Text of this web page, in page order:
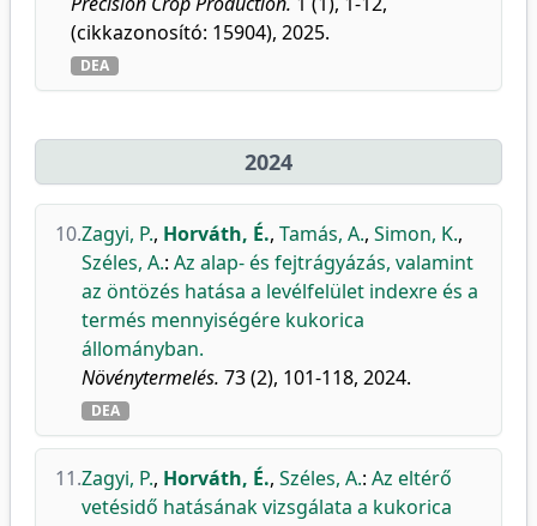
(cikkazonosító: 15904), 2025.
DEA
2024
10.Zagyi, P., Horváth, É., Tamás, A., Simon, K.,
Széles, A.: Az alap- és fejtrágyázás, valamint
az öntözés hatása a levélfelület indexre és a
termés mennyiségére kukorica
állományban.
Növénytermelés. 73 (2), 101-118, 2024.
DEA
11.Zagyi, P., Horváth, É., Széles, A.: Az eltérő
vetésidő hatásának vizsgálata a kukorica